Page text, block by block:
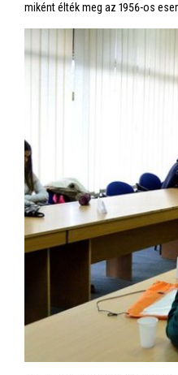
miként élték meg az 1956-os